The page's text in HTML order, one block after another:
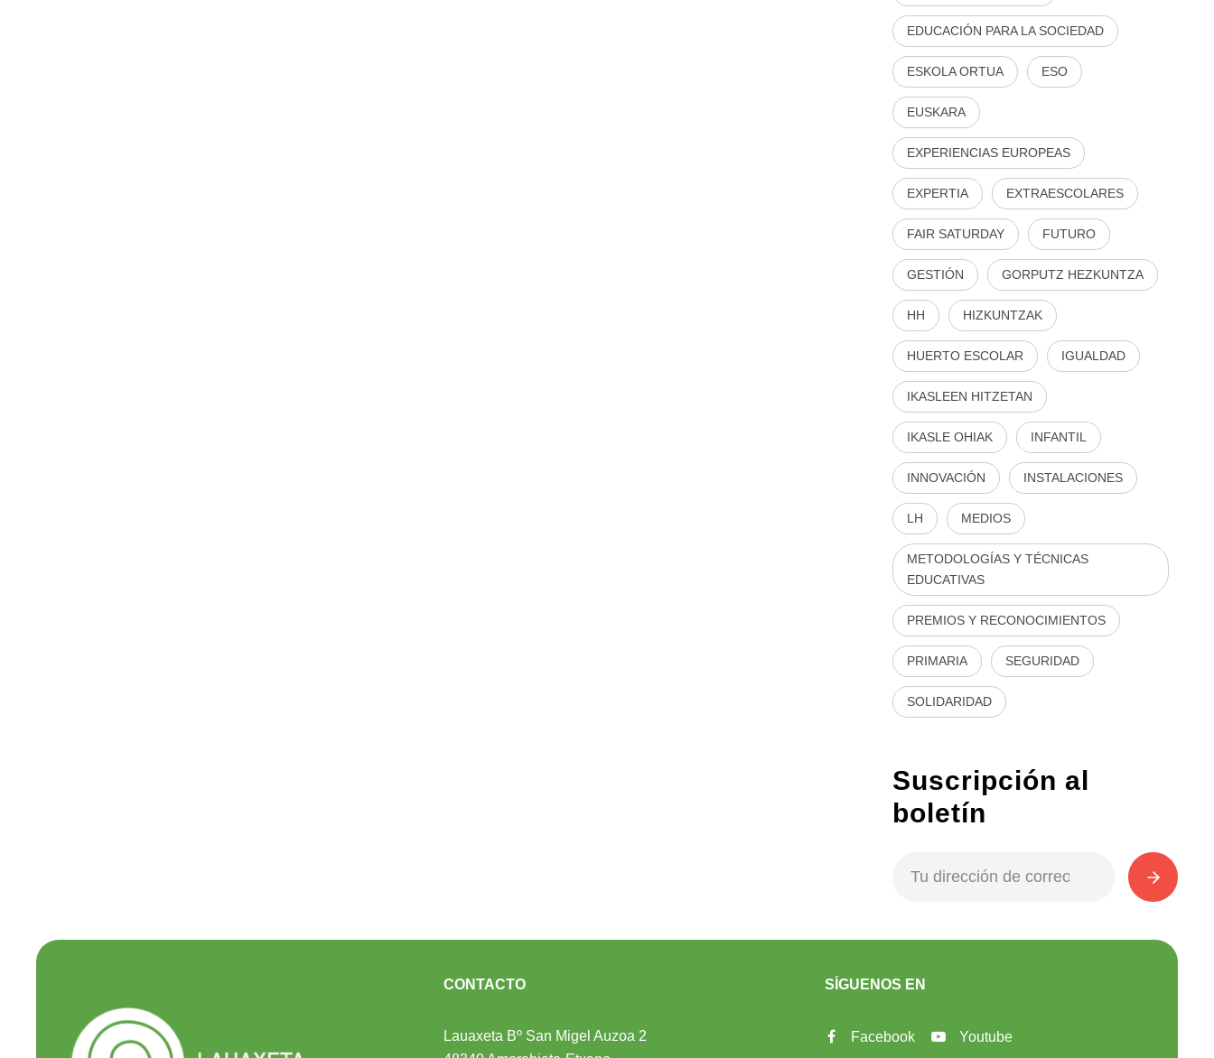
EDUCACIÓN PARA LA SOCIEDAD
ESKOLA ORTUA ESO
EUSKARA
EXPERIENCIAS EUROPEAS
EXPERTIA EXTRAESCOLARES
FAIR SATURDAY FUTURO
GESTIÓN GORPUTZ HEZKUNTZA
HH HIZKUNTZAK
HUERTO ESCOLAR IGUALDAD
IKASLEEN HITZETAN
IKASLE OHIAK INFANTIL
INNOVACIÓN INSTALACIONES
LH MEDIOS
METODOLOGÍAS Y TÉCNICAS
EDUCATIVAS
PREMIOS Y RECONOCIMIENTOS
PRIMARIA SEGURIDAD
SOLIDARIDAD
Suscripción al
boletín
CONTACTO
Lauaxeta Bº San Migel Auzoa 2
SÍGUENOS EN
Facebook Youtube